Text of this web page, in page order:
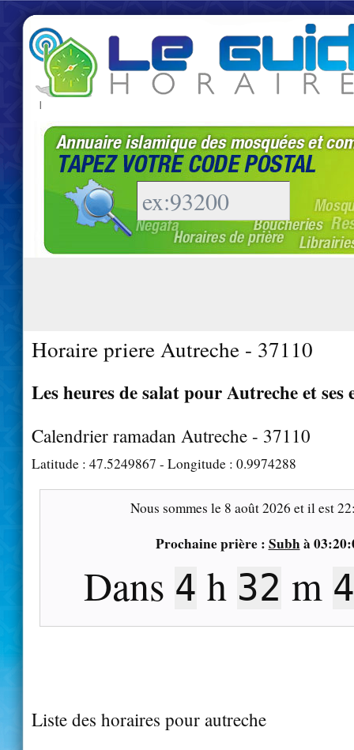
|
Horaire priere Autreche - 37110
Les heures de salat pour Autreche et ses
Calendrier ramadan Autreche - 37110
Latitude : 47.5249867 - Longitude : 0.9974288
Nous sommes le 8 août 2026 et il est
Prochaine prière : Subhà
Dans 4 h 32 m
Liste des horaires pour autreche